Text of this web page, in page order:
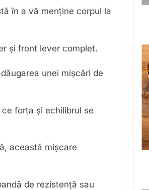
în a vă menține corpul la
și front lever complet.
unei mișcări de
forța și echilibrul se
această mișcare
de rezistență sau